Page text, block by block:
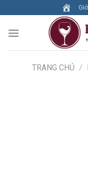
to
content
TRANG CHỦ /